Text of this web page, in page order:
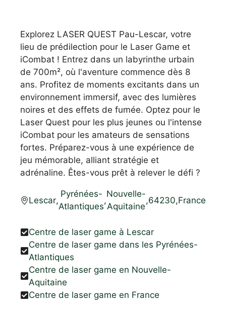
Explorez LASER QUEST Pau-Lescar, votre
lieu de prédilection pour le Laser Game et
iCombat ! Entrez dans un labyrinthe urbain
de 700m², où l'aventure commence dès 8
ans. Profitez de moments excitants dans un
environnement immersif, avec des lumières
noires et des effets de fumée. Optez pour le
Laser Quest pour les plus jeunes ou l'intense
iCombat pour les amateurs de sensations
fortes. Préparez-vous à une expérience de
jeu mémorable, alliant stratégie et
adrénaline. Êtes-vous prêt à relever le défi ?
Lescar,
Pyrénées-
Atlantiques
,
Nouvelle-
Aquitaine
,64230,France
Centre de laser game à Lescar
Centre de laser game dans les Pyrénées-
Atlantiques
Centre de laser game en Nouvelle-
Aquitaine
Centre de laser game en France